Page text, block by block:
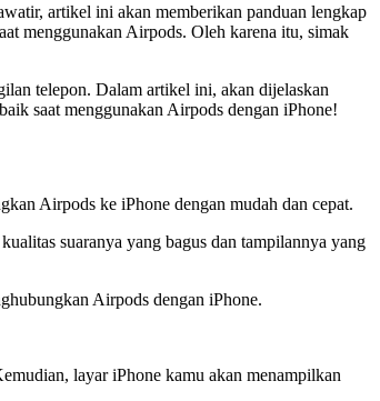
artikel ini akan memberikan panduan lengkap
menggunakan Airpods. Oleh karena itu, simak
telepon. Dalam artikel ini, akan dijelaskan
saat menggunakan Airpods dengan iPhone!
Airpods ke iPhone dengan mudah dan cepat.
suaranya yang bagus dan tampilannya yang
Airpods dengan iPhone.
layar iPhone kamu akan menampilkan